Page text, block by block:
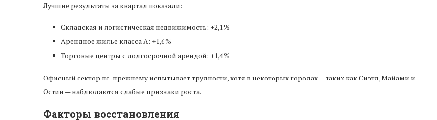
Лучшие результаты за квартал показали:
Складская и логистическая недвижимость: +2,1 %
Арендное жилье класса А: +1,6 %
Торговые центры с долгосрочной арендой: +1,4 %
Офисный сектор по-прежнему испытывает трудности, хотя в некоторых городах — таких как Сиэтл, Майами и
Остин — наблюдаются слабые признаки роста.
Факторы восстановления